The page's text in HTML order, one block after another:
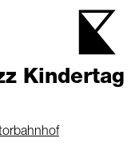
Kindertag